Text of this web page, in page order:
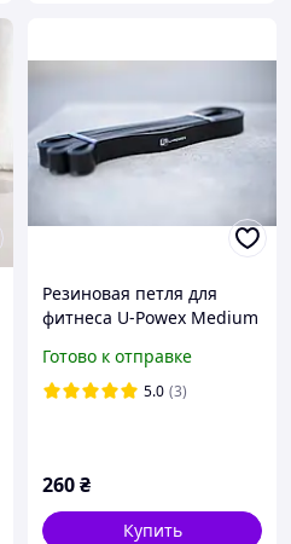
Резиновая петля для
фитнеса U-Powex Medium
Готово к отправке
5.0 (3)
260₴
Купить